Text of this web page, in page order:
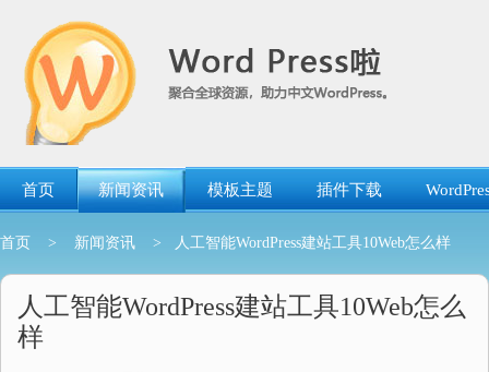
首页 新闻资讯 模板主题 插件下载
首页 > 新闻资讯 > 人工智能WordPress建站工具10Web怎么样
人工智能WordPress建站工具10Web怎么
样